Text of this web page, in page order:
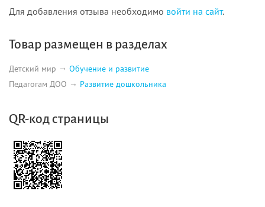
Для добавления отзыва необходимо войти на сайт.
Товар размещен в разделах
Детский мир
Обучение и развитие
Педагогам ДОО
Развитие дошкольника
QR-код страницы